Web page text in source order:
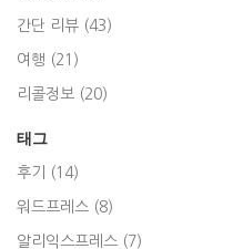
간단 리뷰 (43)
여행 (21)
리콜정보 (20)
태그
후기 (14)
워드프레스 (8)
알리익스프레스 (7)